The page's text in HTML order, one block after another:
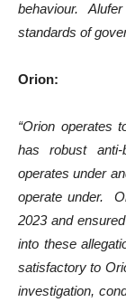
behaviour.
standards of
Orion:
“Orion operates
has robust
operates under
operate under.
2023 and
into these
satisfactory to
investigation,